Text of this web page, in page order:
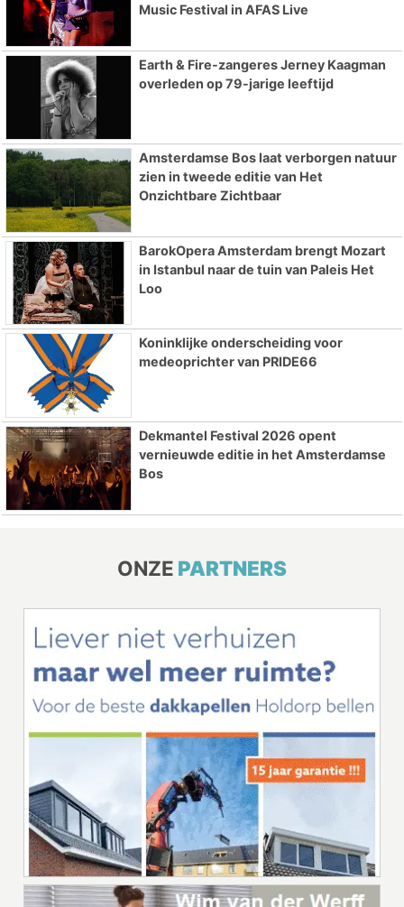
Music Festival in AFAS Live
Earth & Fire-zangeres Jerney Kaagman
overleden op 79-jarige leeftijd
Amsterdamse Bos laat verborgen natuur
zien in tweede editie van Het
Onzichtbare Zichtbaar
BarokOpera Amsterdam brengt Mozart
in Istanbul naar de tuin van Paleis Het
Loo
Koninklijke onderscheiding voor
medeoprichter van PRIDE66
Dekmantel Festival 2026 opent
vernieuwde editie in het Amsterdamse
Bos
ONZE PARTNERS